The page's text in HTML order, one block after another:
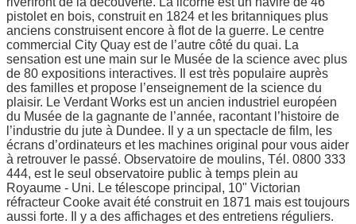
pistolet en bois, construit en 1824 et les britanniques plus
anciens construisent encore à flot de la guerre. Le centre
commercial City Quay est de l’autre côté du quai. La
sensation est une main sur le Musée de la science avec plus
de 80 expositions interactives. Il est très populaire auprès
des familles et propose l’enseignement de la science du
plaisir. Le Verdant Works est un ancien industriel européen
du Musée de la gagnante de l’année, racontant l’histoire de
l’industrie du jute à Dundee. Il y a un spectacle de film, les
écrans d’ordinateurs et les machines original pour vous aider
à retrouver le passé. Observatoire de moulins, Tél. 0800 333
444, est le seul observatoire public à temps plein au
Royaume - Uni. Le télescope principal, 10" Victorian
réfracteur Cooke avait été construit en 1871 mais est toujours
aussi forte. Il y a des affichages et des entretiens réguliers.